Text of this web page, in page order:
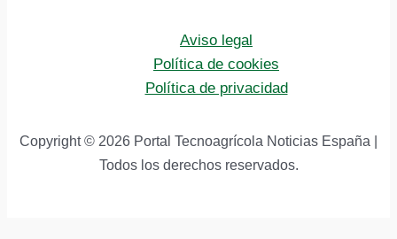
Aviso legal
Política de cookies
Política de privacidad
Copyright © 2026 Portal Tecnoagrícola Noticias España |
Todos los derechos reservados.